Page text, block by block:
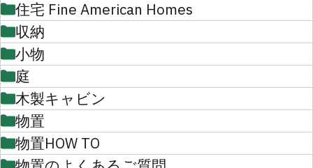
住宅 Fine American Homes
収納
小物
庭
木製キャビン
物置
物置HOW TO